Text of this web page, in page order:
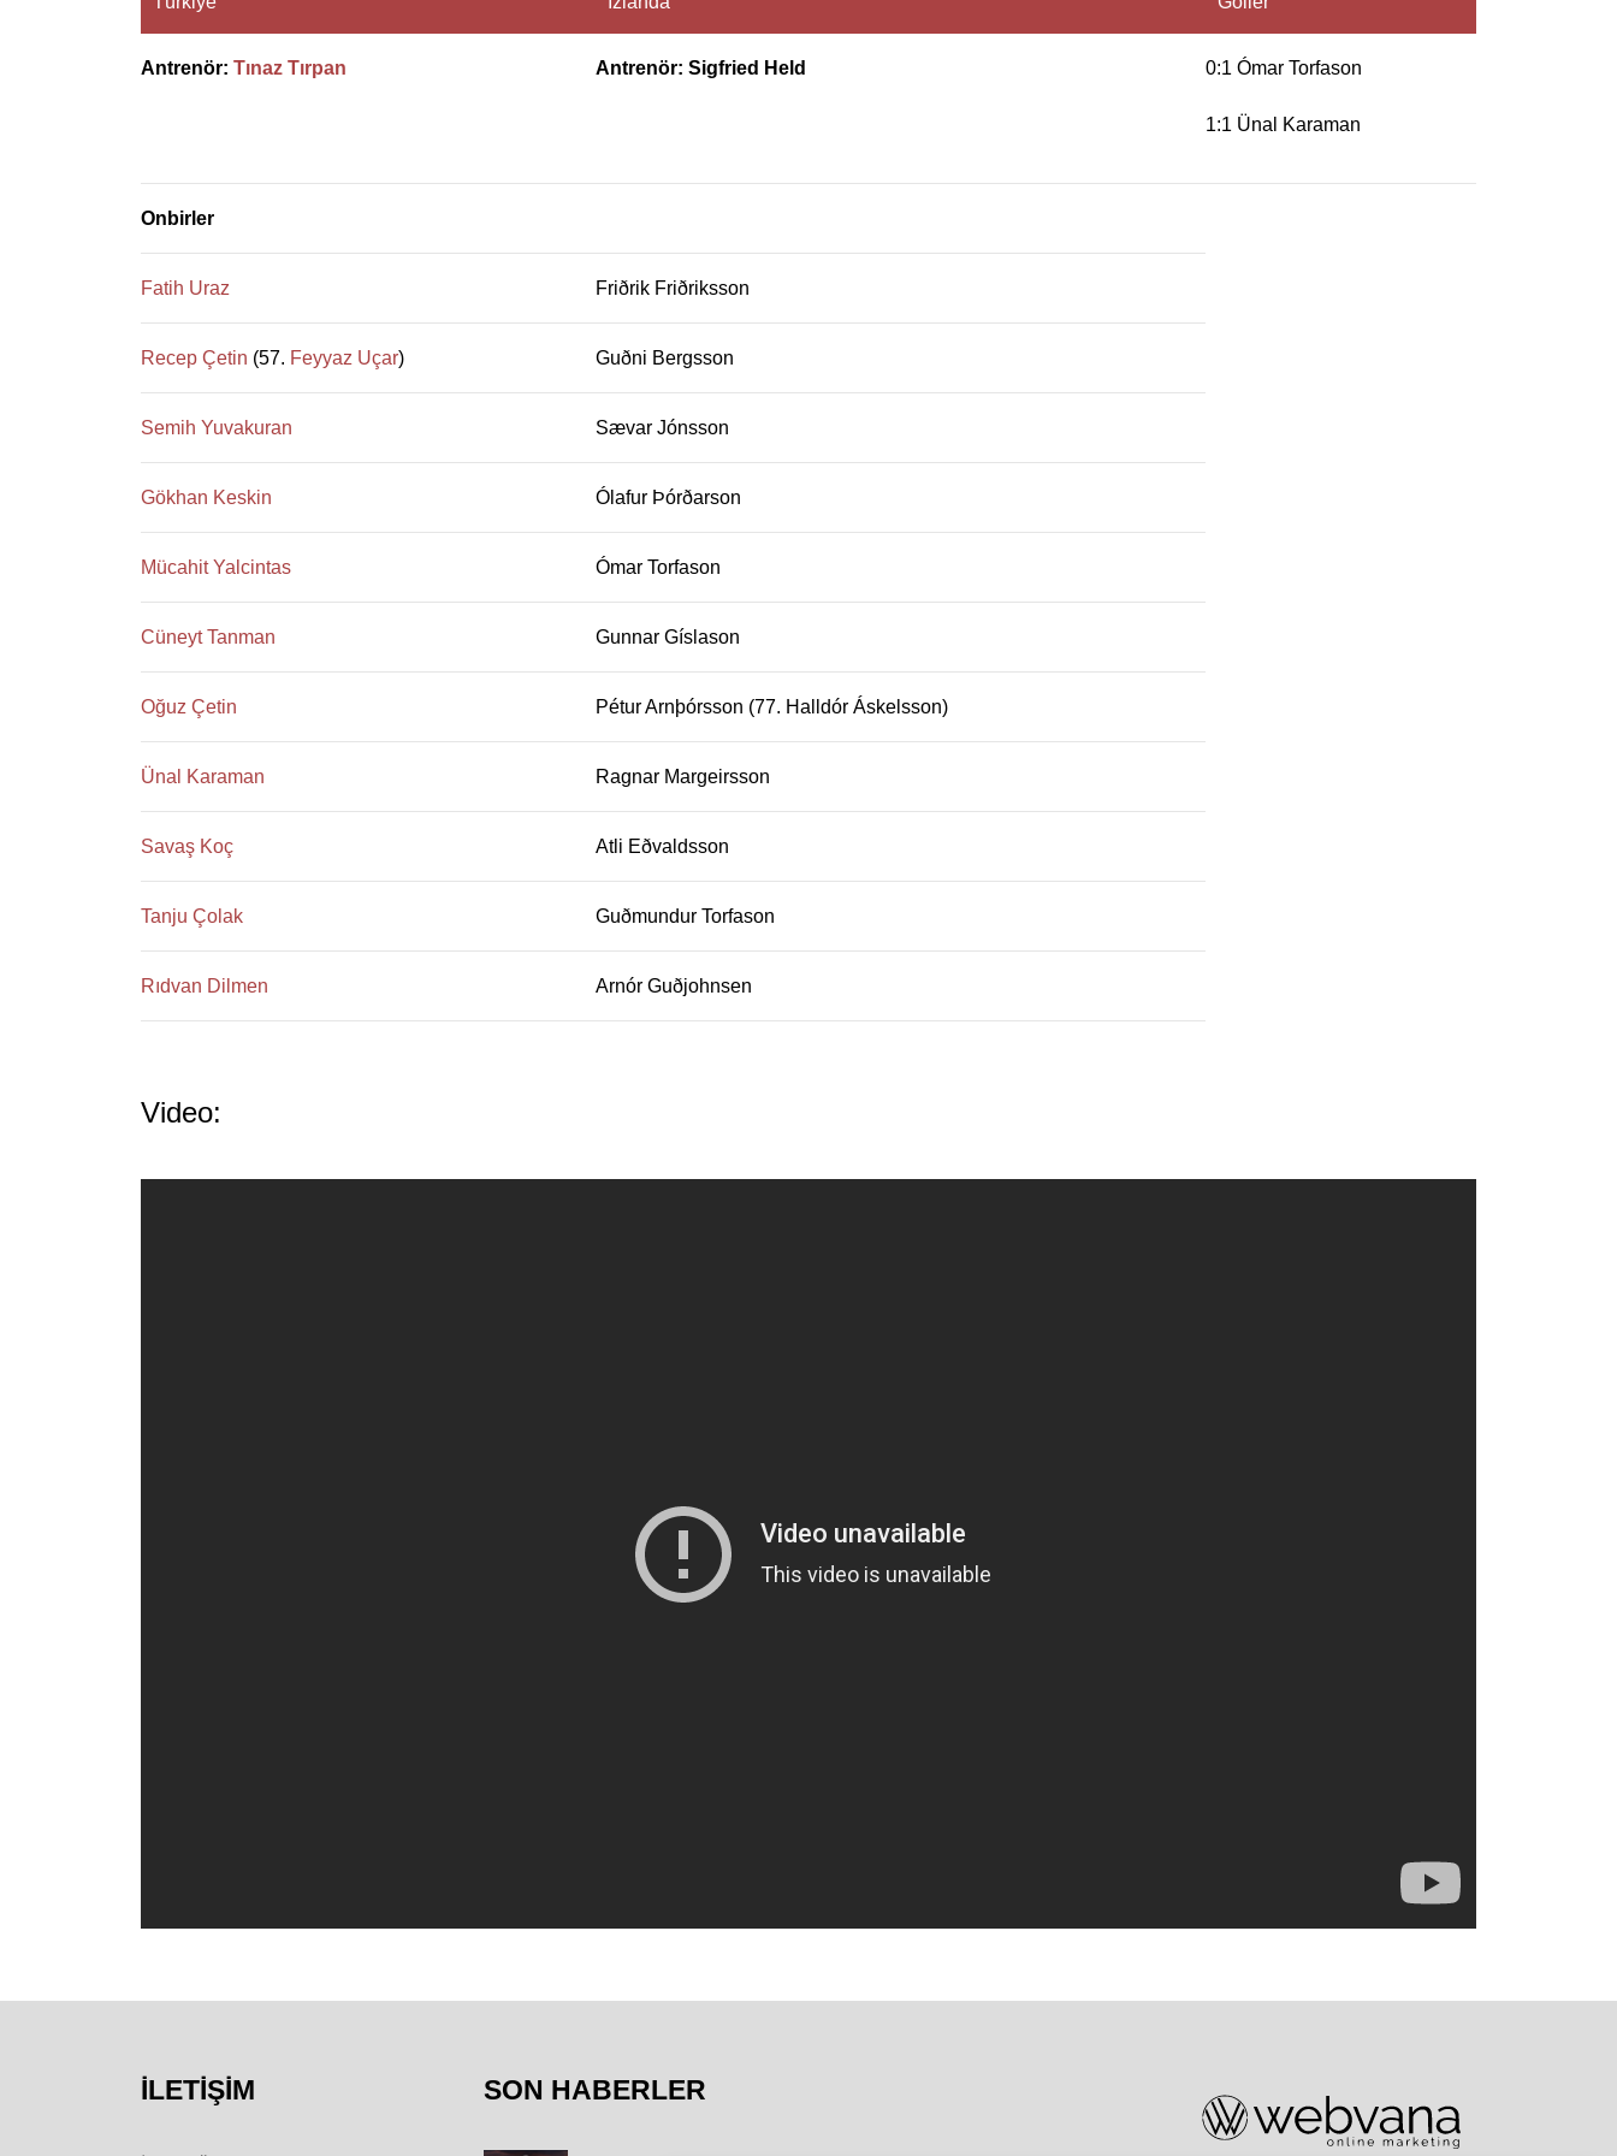
Antrenör: Tınaz Tırpan Antrenör: Sigfried Held 0:1 Ómar Torfason
1:1 Ünal Karaman
Onbirler
Fatih Uraz Friðrik Friðriksson
Recep Çetin (57. Feyyaz Uçar) Guðni Bergsson
Semih Yuvakuran Sævar Jónsson
Gökhan Keskin Ólafur Þórðarson
Mücahit Yalcintas Ómar Torfason
Cüneyt Tanman Gunnar Gíslason
Oğuz Çetin Pétur Arnþórsson (77. Halldór Áskelsson)
Ünal Karaman Ragnar Margeirsson
Savaş Koç Atli Eðvaldsson
Tanju Çolak Guðmundur Torfason
Rıdvan Dilmen Arnór Guðjohnsen
Video:
İLETIŞIM SON HABERLER